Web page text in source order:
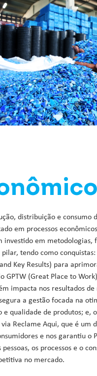
distribuição e consumo
em processos
investido em metodologias,
tendo como
Key Results) para
GPTW (Great Place to
impacta nos resultados de
a gestão focada na
e qualidade de produtos; e,
Reclame Aqui, que é um
e nos garantiu o
os processos e o
no mercado.